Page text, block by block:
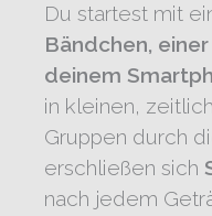
Du startest mit
Bändchen,
deinem
in kleinen,
Gruppen durch
erschließen sich
nach jedem